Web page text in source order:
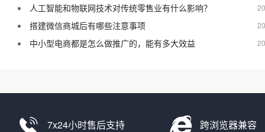
人工智能和物联网技术对传统零售业有什么影响？
搭建微信商城后有哪些注意事项
中小型电商都是怎么做推广的，能有多大效益
7x24小时售后支持 跨浏览器兼容